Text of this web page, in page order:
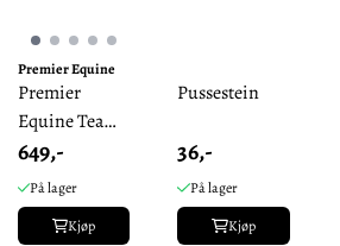
Premier Equine
Premier
Equine Team
Stellebag
649,-
På lager
Kjøp
Pussestein
36,-
På lager
Kjøp